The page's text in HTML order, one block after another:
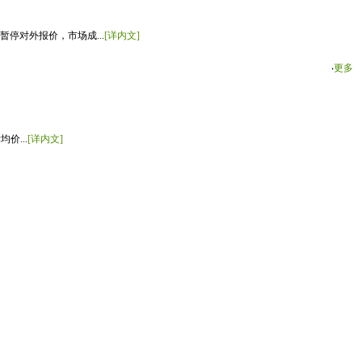
停对外报价，市场成...[详内文]
‧更多
价... [详内文]